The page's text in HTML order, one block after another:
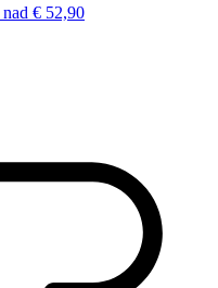
nad € 52,90